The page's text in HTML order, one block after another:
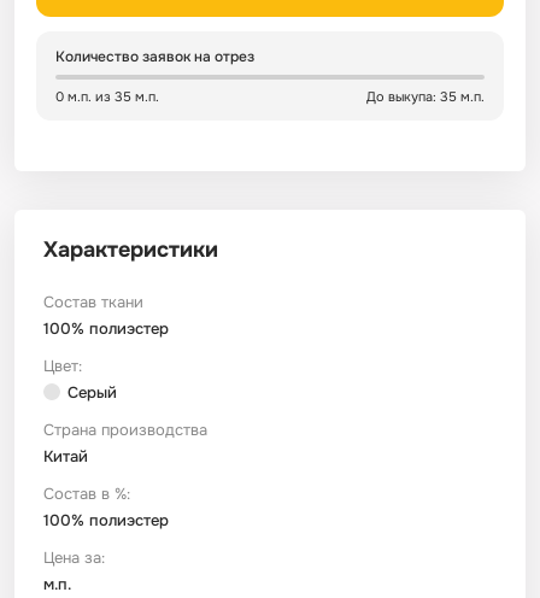
Количество заявок на отрез
0 м.п. из 35 м.п. До выкупа: 35 м.п.
Характеристики
Состав ткани
100% полиэстер
Цвет:
Серый
Страна производства
Китай
Состав в %:
100% полиэстер
Цена за:
м.п.
Сатин
Сатин Страйп
Сатин Твил
Сетка
Ситец
ТиСи Твил
Трикотаж
Тюль
Фланель
Зеленый
Детский
Город / архитектура
Морская тема
Космос
Техника / транспорт